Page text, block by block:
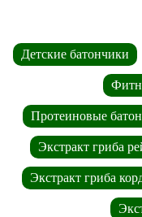
Детские батончики
Протеиновые
Экстракт гриба
Экстракт гриба